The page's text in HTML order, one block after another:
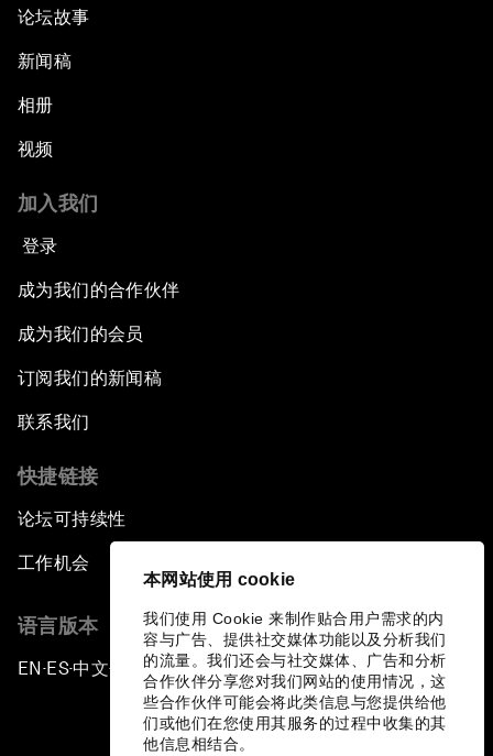
本网站使用 cookie
我们使用 Cookie 来制作贴合用户需求的内
容与广告、提供社交媒体功能以及分析我们
的流量。我们还会与社交媒体、广告和分析
合作伙伴分享您对我们网站的使用情况，这
些合作伙伴可能会将此类信息与您提供给他
们或他们在您使用其服务的过程中收集的其
他信息相结合。
论坛故事
新闻稿
相册
视频
加入我们
登录
成为我们的合作伙伴
成为我们的会员
订阅我们的新闻稿
联系我们
快捷链接
论坛可持续性
工作机会
语言版本
EN ▪ES▪中文▪ 日本語